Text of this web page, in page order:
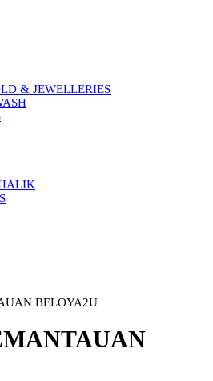
& JEWELLERIES
BELOYA2U